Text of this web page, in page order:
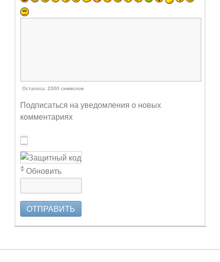
Осталось: 2300 символов
Подписаться на уведомления о новых
комментариях
Обновить
ОТПРАВИТЬ